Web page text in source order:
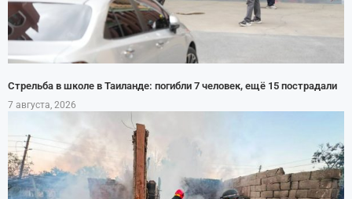
Стрельба в школе в Таиланде: погибли 7 человек, ещё 15 пострадали
7 августа, 2026